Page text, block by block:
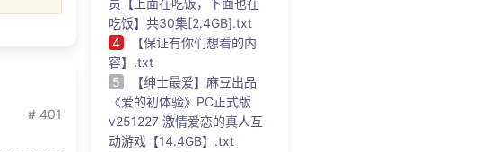
# 401
员【上面在吃饭，下面也在
吃饭】共30集[2.4GB].txt
4
【保证有你们想看的内
容】.txt
5
【绅士最爱】麻豆出品
《爱的初体验》PC正式版
v251227 激情爱恋的真人互
动游戏【14.4GB】.txt